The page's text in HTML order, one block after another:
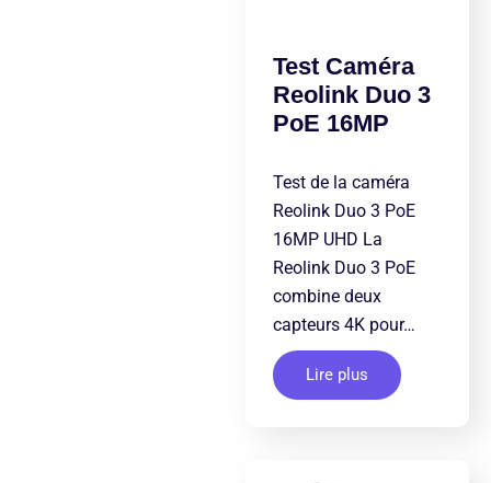
Test Caméra
Reolink Duo 3
PoE 16MP
Test de la caméra
Reolink Duo 3 PoE
16MP UHD La
Reolink Duo 3 PoE
combine deux
capteurs 4K pour…
Lire plus